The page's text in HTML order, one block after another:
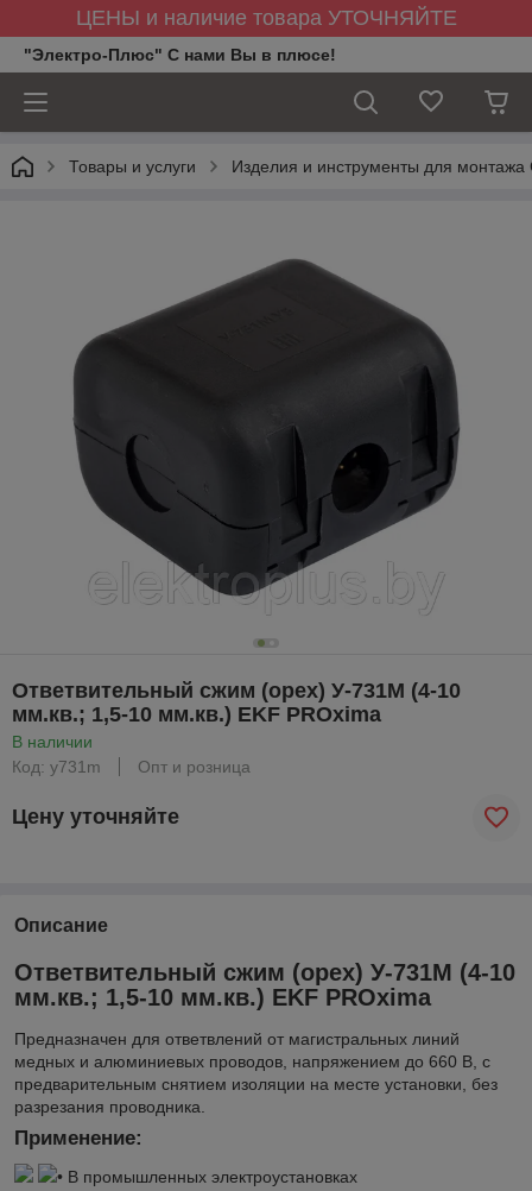
ЦЕНЫ и наличие товара УТОЧНЯЙТЕ
"Электро-Плюс" С нами Вы в плюсе!
Товары и услуги Изделия и инструменты для
Ответвительный сжим (орех) У-731М (4-10
мм.кв.; 1,5-10 мм.кв.) EKF PROxima
В наличии
Код: y731m
Опт и розница
Цену уточняйте
Описание
Ответвительный сжим (орех) У-731М (4-10
мм.кв.; 1,5-10 мм.кв.) EKF PROxima
Предназначен для ответвлений от магистральных линий
медных и алюминиевых проводов, напряжением до 660 В, с
предварительным снятием изоляции на месте установки, без
разрезания проводника.
Применение:
• В промышленных электроустановках